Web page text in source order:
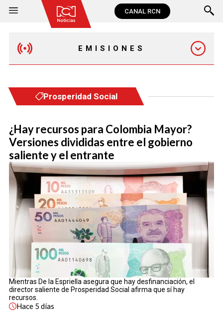
CANAL RCN
EMISIONES
Prosperidad Social
¿Hay recursos para Colombia Mayor?
Versiones divididas entre el gobierno
saliente y el entrante
Mientras De la Espriella asegura que hay desfinanciación, el
director saliente de Prosperidad Social afirma que sí hay
recursos.
Hace 5 días